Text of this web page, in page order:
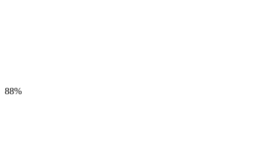
88%